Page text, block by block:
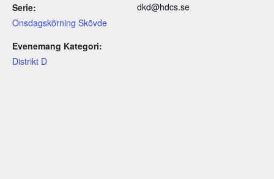
Serie:
Onsdagskörning Skövde
Evenemang Kategori:
Distrikt D
dkd@hdcs.se